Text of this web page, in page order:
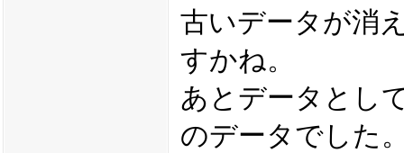
古いデータが消
すかね。
あとデータとし
のデータでした